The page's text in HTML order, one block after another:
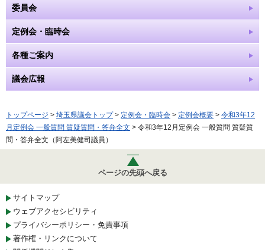
委員会
定例会・臨時会
各種ご案内
議会広報
トップページ > 埼玉県議会トップ> 定例会・臨時会 > 定例会概要 > 令和3年12
月定例会 一般質問 質疑質問・答弁全文 > 令和3年12月定例会 一般質問 質疑質
問・答弁全文（阿左美健司議員）
ページの先頭へ戻る
サイトマップ
ウェブアクセシビリティ
プライバシーポリシー・免責事項
著作権・リンクについて